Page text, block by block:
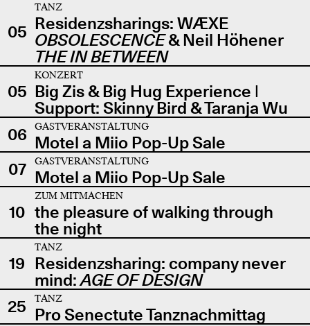
05
TANZ
Residenzsharings: WÆXE
OBSOLESCENCE& Neil Höhener
THE IN BETWEEN
05
KONZERT
Big Zis & Big Hug Experience |
Support: Skinny Bird & Taranja Wu
06
GASTVERANSTALTUNG
Motel a Miio Pop-Up Sale
07
GASTVERANSTALTUNG
Motel a Miio Pop-Up Sale
10
ZUM MITMACHEN
the pleasure of walking through
the night
19
TANZ
Residenzsharing: company never
mind:AGE OF DESIGN
25
TANZ
Pro Senectute Tanznachmittag